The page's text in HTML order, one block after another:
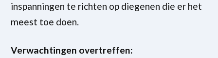
inspanningen te richten op diegenen die er het
meest toe doen.
Verwachtingen overtreffen: